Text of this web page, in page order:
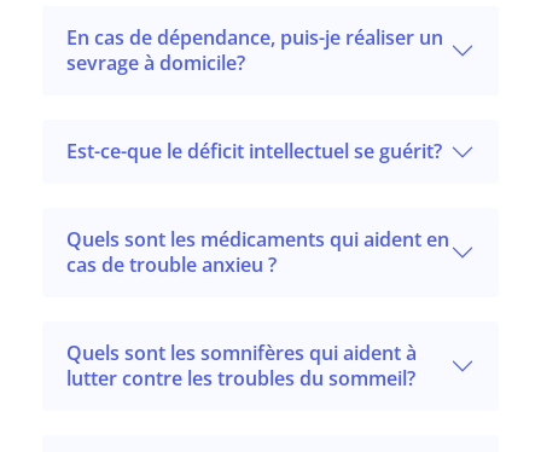
En cas de dépendance, puis-je réaliser un
sevrage à domicile?
Est-ce-que le déficit intellectuel se guérit?
Quels sont les médicaments qui aident en
cas de trouble anxieu ?
Quels sont les somnifères qui aident à
lutter contre les troubles du sommeil?